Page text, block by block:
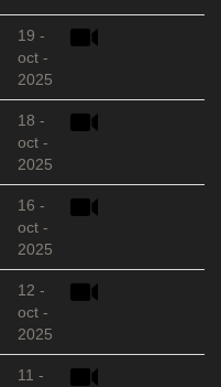
19 -
oct -
2025
18 -
oct -
2025
16 -
oct -
2025
12 -
oct -
2025
11 -